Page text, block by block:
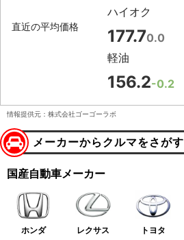
直近の平均価格
ハイオク
177.70.0
軽油
156.2-0.2
情報提供元：株式会社ゴーゴーラボ
メーカーからクルマをさがす
国産自動車メーカー
ホンダ レクサス トヨタ